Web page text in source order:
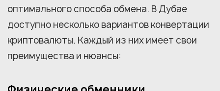
оптимального способа обмена. В Дубае
доступно несколько вариантов конвертации
криптовалюты. Каждый из них имеет свои
преимущества и нюансы: